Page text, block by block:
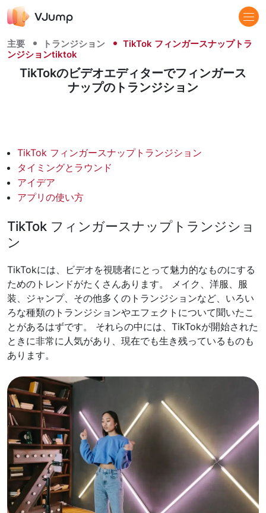
主要 トランジション
TikTok フィンガースナップトラ
ンジションtiktok
TikTokのビデオエディターでフィンガース
ナップのトランジション
TikTok フィンガースナップトランジション
タイミングとラウンド
アイデア
アプリの使い方
TikTok フィンガースナップトランジショ
ン
TikTokには、ビデオを視聴者にとって魅力的なものにする
ためのトレンドがたくさんあります。 メイク、洋服、服
装、ジャンプ、その他多くのトランジションなど、いろい
ろな種類のトランジションやエフェクトについて聞いたこ
とがあるはずです。 それらの中には、TikTokが開始された
ときに非常に人気があり、現在でも生き残っているものも
あります。